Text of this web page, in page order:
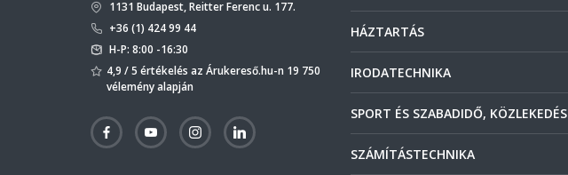
1131 Budapest, Reitter Ferenc u. 177.
+36 (1) 424 99 44
H-P: 8:00 -16:30
4,9 / 5 értékelés az Árukereső.hu-n 19 750
vélemény alapján
HÁZTARTÁS
IRODATECHNIKA
SPORT ÉS SZABADIDŐ, KÖZLEKEDÉS
SZÁMÍTÁSTECHNIKA